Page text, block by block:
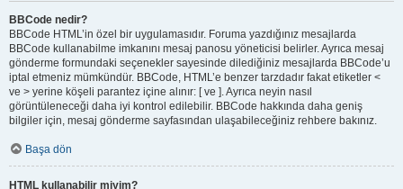
BBCode nedir?
BBCode HTML’in özel bir uygulamasıdır. Foruma yazdığınız mesajlarda
BBCode kullanabilme imkanını mesaj panosu yöneticisi belirler. Ayrıca mesaj
gönderme formundaki seçenekler sayesinde dilediğiniz mesajlarda BBCode’u
iptal etmeniz mümkündür. BBCode, HTML’e benzer tarzdadır fakat etiketler <
ve > yerine köşeli parantez içine alınır: [ ve ]. Ayrıca neyin nasıl
görüntüleneceği daha iyi kontrol edilebilir. BBCode hakkında daha geniş
bilgiler için, mesaj gönderme sayfasından ulaşabileceğiniz rehbere bakınız.
Başa dön
HTML kullanabilir miyim?